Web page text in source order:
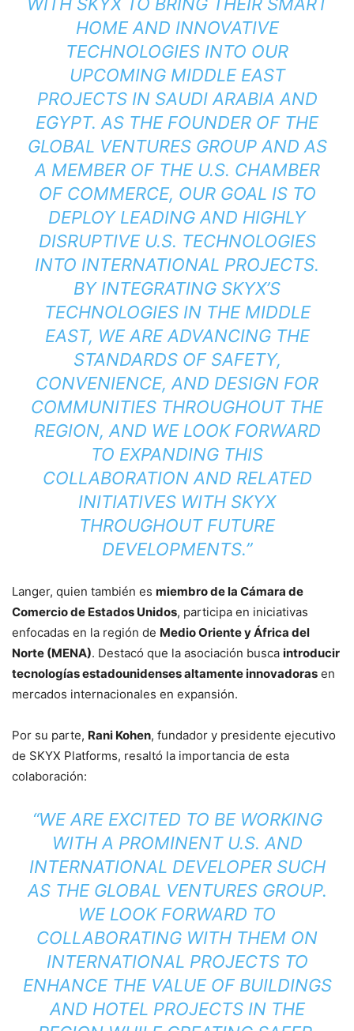
HOME AND INNOVATIVE
TECHNOLOGIES INTO OUR
UPCOMING MIDDLE EAST
PROJECTS IN SAUDI ARABIA AND
EGYPT. AS THE FOUNDER OF THE
GLOBAL VENTURES GROUP AND AS
A MEMBER OF THE U.S. CHAMBER
OF COMMERCE, OUR GOAL IS TO
DEPLOY LEADING AND HIGHLY
DISRUPTIVE U.S. TECHNOLOGIES
INTO INTERNATIONAL PROJECTS.
BY INTEGRATING SKYX’S
TECHNOLOGIES IN THE MIDDLE
EAST, WE ARE ADVANCING THE
STANDARDS OF SAFETY,
CONVENIENCE, AND DESIGN FOR
COMMUNITIES THROUGHOUT THE
REGION, AND WE LOOK FORWARD
TO EXPANDING THIS
COLLABORATION AND RELATED
INITIATIVES WITH SKYX
THROUGHOUT FUTURE
DEVELOPMENTS.”
Langer, quien también es miembro de la Cámara de
Comercio de Estados Unidos, participa en iniciativas
enfocadas en la región de Medio Oriente y África del
Norte (MENA). Destacó que la asociación busca introducir
tecnologías estadounidenses altamente innovadoras en
mercados internacionales en expansión.
Por su parte, Rani Kohen, fundador y presidente ejecutivo
de SKYX Platforms, resaltó la importancia de esta
colaboración:
“WE ARE EXCITED TO BE WORKING
WITH A PROMINENT U.S. AND
INTERNATIONAL DEVELOPER SUCH
AS THE GLOBAL VENTURES GROUP.
WE LOOK FORWARD TO
COLLABORATING WITH THEM ON
INTERNATIONAL PROJECTS TO
ENHANCE THE VALUE OF BUILDINGS
AND HOTEL PROJECTS IN THE